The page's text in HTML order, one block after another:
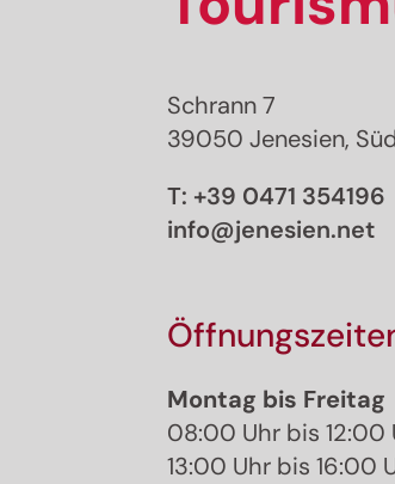
Schrann 7
39050 Jenesien,
T: +39 0471 354196
info@jenesien.net
Montag bis Freitag
08:00 Uhr bis 12:00
13:00 Uhr bis 16:00